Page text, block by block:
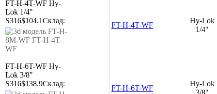
FT-H-4T-WF Hy-
Lok 1/4"
S316$104.1Склад:
FT-H-4T-WF
Hy-Lok
1/4"
FT-H-6T-WF Hy-
Lok 3/8"
S316$138.9Склад:
FT-H-6T-WF
Hy-Lok